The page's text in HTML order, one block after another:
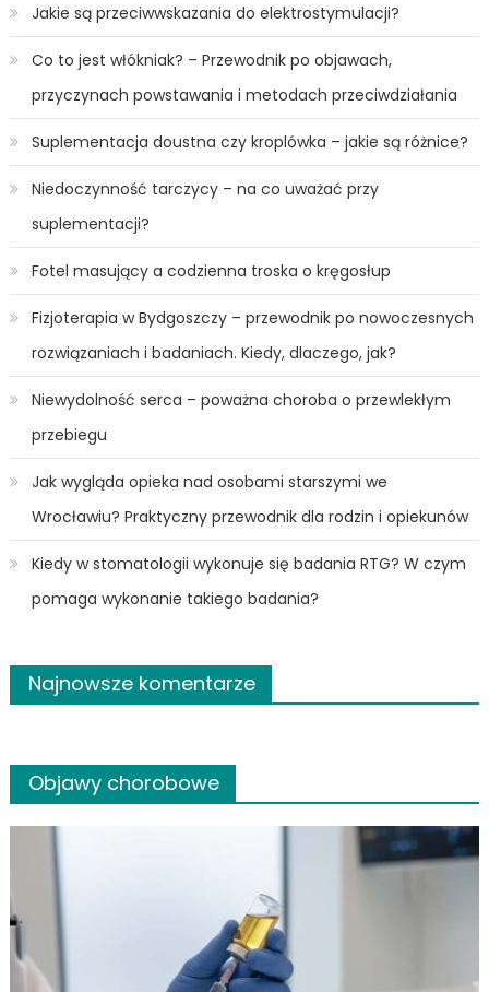
Jakie są przeciwwskazania do elektrostymulacji?
Co to jest włókniak? – Przewodnik po objawach,
przyczynach powstawania i metodach przeciwdziałania
Suplementacja doustna czy kroplówka – jakie są różnice?
Niedoczynność tarczycy – na co uważać przy
suplementacji?
Fotel masujący a codzienna troska o kręgosłup
Fizjoterapia w Bydgoszczy – przewodnik po nowoczesnych
rozwiązaniach i badaniach. Kiedy, dlaczego, jak?
Niewydolność serca – poważna choroba o przewlekłym
przebiegu
Jak wygląda opieka nad osobami starszymi we
Wrocławiu? Praktyczny przewodnik dla rodzin i opiekunów
Kiedy w stomatologii wykonuje się badania RTG? W czym
pomaga wykonanie takiego badania?
Najnowsze komentarze
Objawy chorobowe